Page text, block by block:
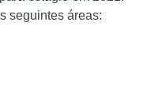
seguintes áreas: